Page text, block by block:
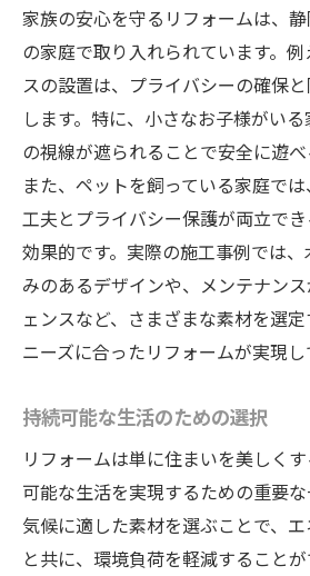
家族の安心を守るリフォームは、
の家庭で取り入れられています。
スの設置は、プライバシーの確保
します。特に、小さなお子様がい
の視線が遮られることで安全に遊べ
また、ペットを飼っている家庭で
工夫とプライバシー保護が両立で
効果的です。実際の施工事例では
みのあるデザインや、メンテナン
ェンスなど、さまざまな素材を選
ニーズに合ったリフォームが実現し
持続可能な生活のための選択
リフォームは単に住まいを美しく
可能な生活を実現するための重要
気候に適した素材を選ぶことで、
と共に、環境負荷を軽減することが